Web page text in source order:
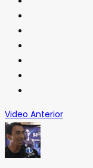
Video Anterior